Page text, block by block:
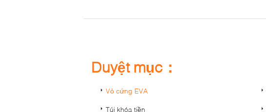
Duyệt mục：
Vỏ cứng EVA
Túi khóa tiền